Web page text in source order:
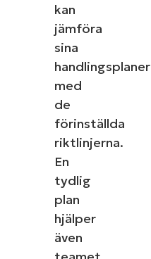
kan
jämföra
sina
handlingsplaner
med
de
förinställda
riktlinjerna.
En
tydlig
plan
hjälper
även